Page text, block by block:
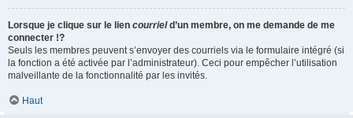
Lorsque je clique sur le lien courrield’un membre, on me demande de me
connecter !?
Seuls les membres peuvent s’envoyer des courriels via le formulaire intégré (si
la fonction a été activée par l’administrateur). Ceci pour empêcher l’utilisation
malveillante de la fonctionnalité par les invités.
Haut